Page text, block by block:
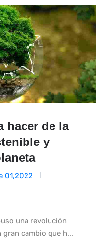
hacer de la
y
01,2022
una revolución
cambio que h...